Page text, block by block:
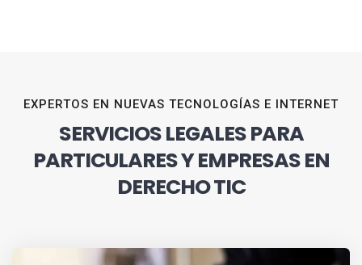
EXPERTOS EN NUEVAS TECNOLOGÍAS E INTERNET
SERVICIOS LEGALES PARA
PARTICULARES Y EMPRESAS EN
DERECHO TIC